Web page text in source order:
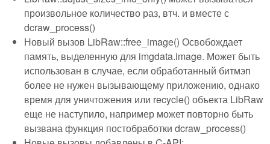
произвольное количество раз, втч. и вместе с
dcraw_process()
Новый вызов LibRaw::free_image() Освобождает
память, выделенную для imgdata.image. Может быть
использован в случае, если обработанный битмэп
более не нужен вызывающему приложению, однако
время для уничтожения или recycle() объекта LibRaw
еще не наступило, например может повторно быть
вызвана функция постобработки dcraw_process()